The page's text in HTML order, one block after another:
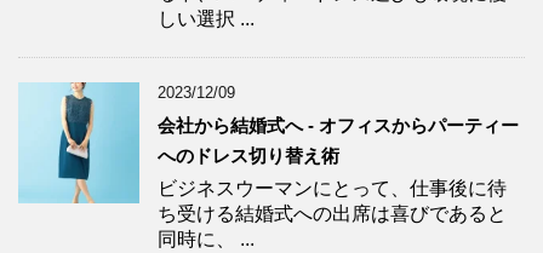
しい選択 ...
2023/12/09
会社から結婚式へ - オフィスからパーティー
へのドレス切り替え術
ビジネスウーマンにとって、仕事後に待
ち受ける結婚式への出席は喜びであると
同時に、 ...